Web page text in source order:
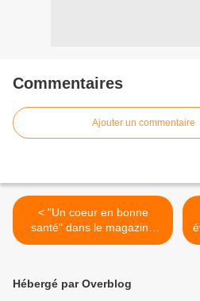
Commentaires
Ajouter un commentaire
< "Un coeur en bonne
santé" dans le magazine
"Prenez soin de vous !" de
Hébergé par Overblog